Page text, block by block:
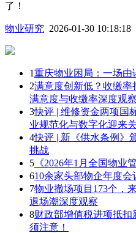
了！
物业研究 2026-01-30 10:18:18
1重庆物业困局：一场由
2满意度创新低？收缴率
满意度与收缴率深度观
3快评 | 维修资金两项国
业规范化与数字化迎来
4快评 | 新《供水条例》
挑战
5 《2026年1月全国物业
610余家头部物企年度
7物业撤场项目173个，
退场潮深度观察
8财政部增值税进项抵
须注意！